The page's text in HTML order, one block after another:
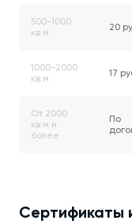
500-1000
кв.м
20
1000-2000
кв.м
17
От 2000
кв.м и
более
По
Сертификаты